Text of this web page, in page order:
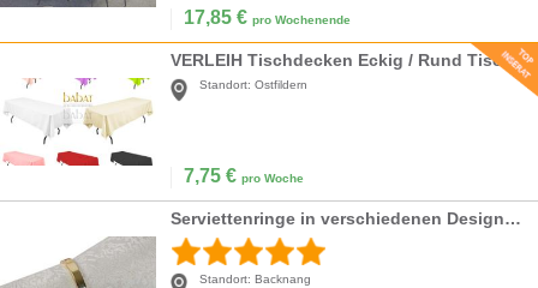
17,85 € pro Wochenende
VERLEIH Tischdecken Eckig / Rund Tischdecken Tischdecke Mieten
Standort: Ostfildern
7,75 € pro Woche
Serviettenringe in verschiedenen Designs und Farben
Standort: Backnang